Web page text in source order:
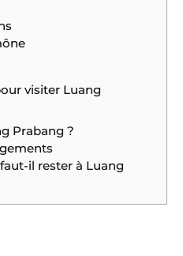
visiter Luang
Prabang ?
il rester à Luang